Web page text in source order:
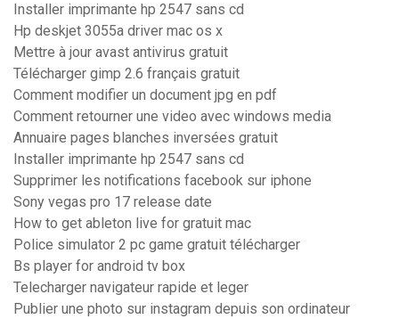
Installer imprimante hp 2547 sans cd
Hp deskjet 3055a driver mac os x
Mettre à jour avast antivirus gratuit
Télécharger gimp 2.6 français gratuit
Comment modifier un document jpg en pdf
Comment retourner une video avec windows media
Annuaire pages blanches inversées gratuit
Installer imprimante hp 2547 sans cd
Supprimer les notifications facebook sur iphone
Sony vegas pro 17 release date
How to get ableton live for gratuit mac
Police simulator 2 pc game gratuit télécharger
Bs player for android tv box
Telecharger navigateur rapide et leger
Publier une photo sur instagram depuis son ordinateur